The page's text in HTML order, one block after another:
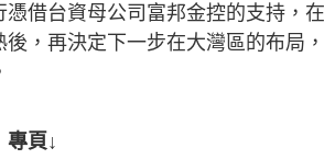
憑借台資母公司富邦金控的支持，
後，再決定下一步在大灣區的布局
專頁↓